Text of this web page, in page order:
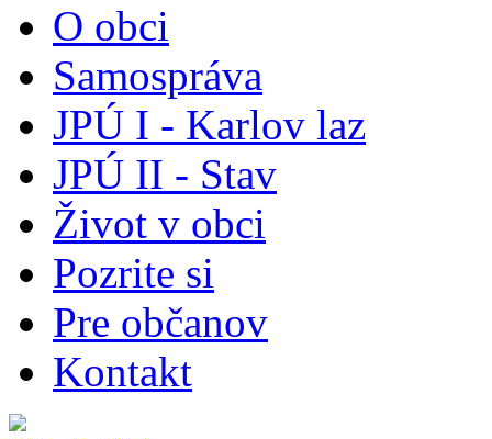
O obci
Samospráva
JPÚ I - Karlov laz
JPÚ II - Stav
Život v obci
Pozrite si
Pre občanov
Kontakt